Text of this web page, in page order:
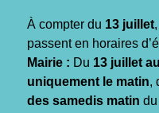
À compter du 13 juillet
passent en horaires
Mairie : Du 13 juillet
uniquement le matin,
des samedis matin du